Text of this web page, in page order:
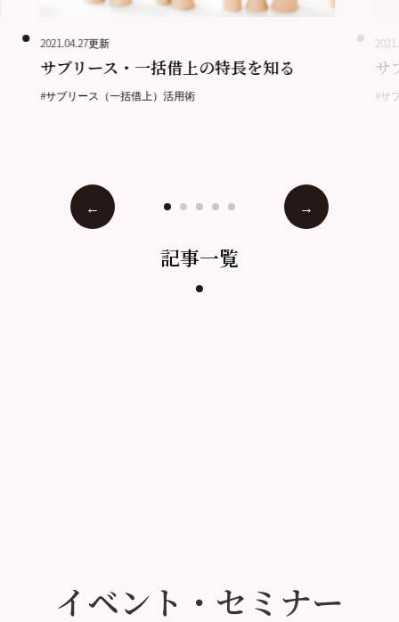
2021.04.27更新
サブリース・一括借上の特長を知る
#サブリース（一括借上）活用術
サ
#サ
記事一覧
イベント・セミナー